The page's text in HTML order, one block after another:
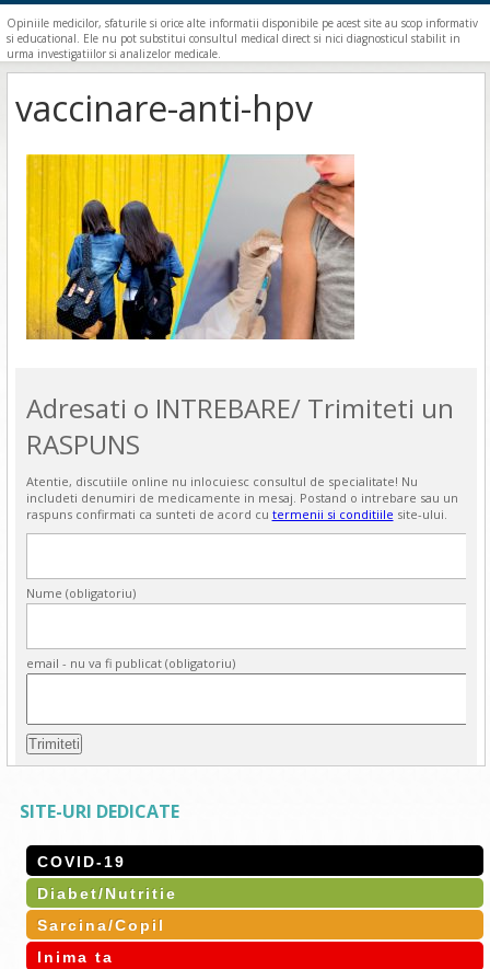
Opiniile medicilor, sfaturile si orice alte informatii disponibile pe acest site au scop informativ
si educational. Ele nu pot substitui consultul medical direct si nici diagnosticul stabilit in
urma investigatiilor si analizelor medicale.
vaccinare-anti-hpv
Adresati o INTREBARE/ Trimiteti un
RASPUNS
Atentie, discutiile online nu inlocuiesc consultul de specialitate! Nu
includeti denumiri de medicamente in mesaj. Postand o intrebare sau un
raspuns confirmati ca sunteti de acord cu termenii si conditiile site-ului.
Nume (obligatoriu)
email - nu va fi publicat (obligatoriu)
SITE-URI DEDICATE
COVID-19
Diabet/Nutritie
Sarcina/Copil
Inima ta